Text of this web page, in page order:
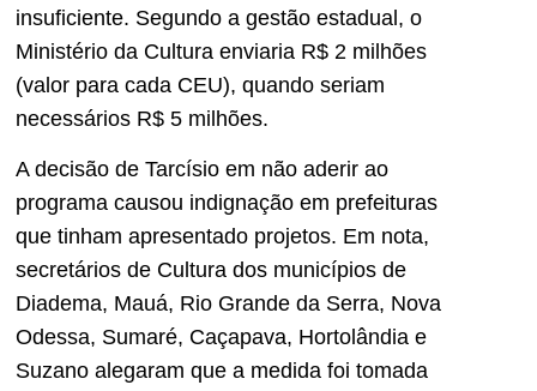
insuficiente. Segundo a gestão estadual, o
Ministério da Cultura enviaria R$ 2 milhões
(valor para cada CEU), quando seriam
necessários R$ 5 milhões.
A decisão de Tarcísio em não aderir ao
programa causou indignação em prefeituras
que tinham apresentado projetos. Em nota,
secretários de Cultura dos municípios de
Diadema, Mauá, Rio Grande da Serra, Nova
Odessa, Sumaré, Caçapava, Hortolândia e
Suzano alegaram que a medida foi tomada